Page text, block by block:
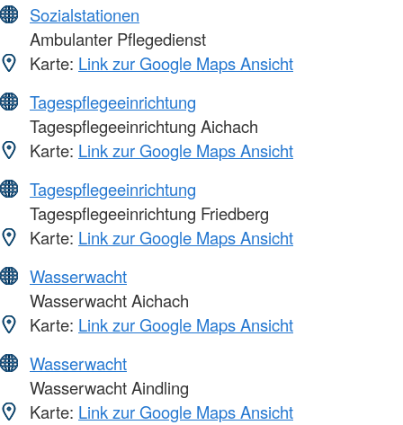
Sozialstationen
Ambulanter Pflegedienst
Karte: Link zur Google Maps Ansicht
Tagespflegeeinrichtung
Tagespflegeeinrichtung Aichach
Karte: Link zur Google Maps Ansicht
Tagespflegeeinrichtung
Tagespflegeeinrichtung Friedberg
Karte: Link zur Google Maps Ansicht
Wasserwacht
Wasserwacht Aichach
Karte: Link zur Google Maps Ansicht
Wasserwacht
Wasserwacht Aindling
Karte: Link zur Google Maps Ansicht